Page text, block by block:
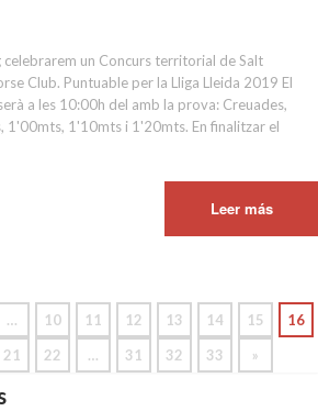
celebrarem un Concurs territorial de Salt
Club. Puntuable per la Lliga Lleida 2019 El
a les 10:00h del amb la prova: Creuades,
1'10mts i 1'20mts. En finalitzar el
Leer más
… 10 11 12 13 14 15
16
21 22 … 31 32 33 »